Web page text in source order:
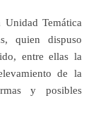
Temática
quien dispuso
entre ellas la
de la
y posibles